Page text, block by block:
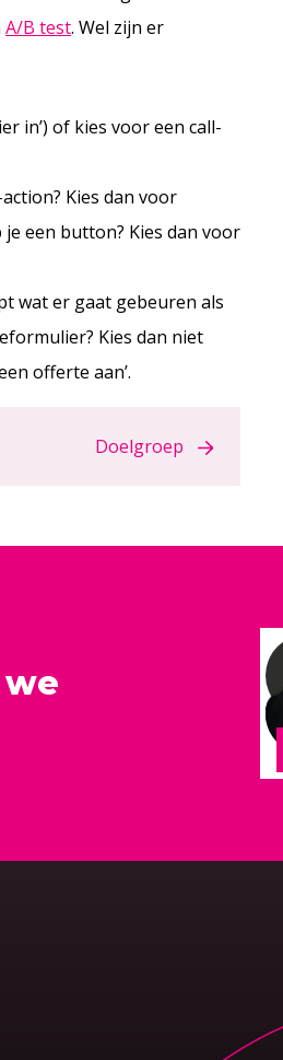
A/B test. Wel zijn er
in’) of kies voor een call-
Kies dan voor
een button? Kies dan voor
wat er gaat gebeuren als
Kies dan niet
offerte aan’.
Doelgroep